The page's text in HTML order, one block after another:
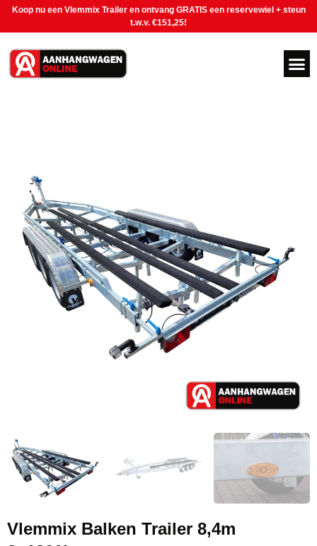
Koop nu een Vlemmix Trailer en ontvang GRATIS een reservewiel + steun
t.w.v. €151,25!
Vlemmix Balken Trailer 8,4m